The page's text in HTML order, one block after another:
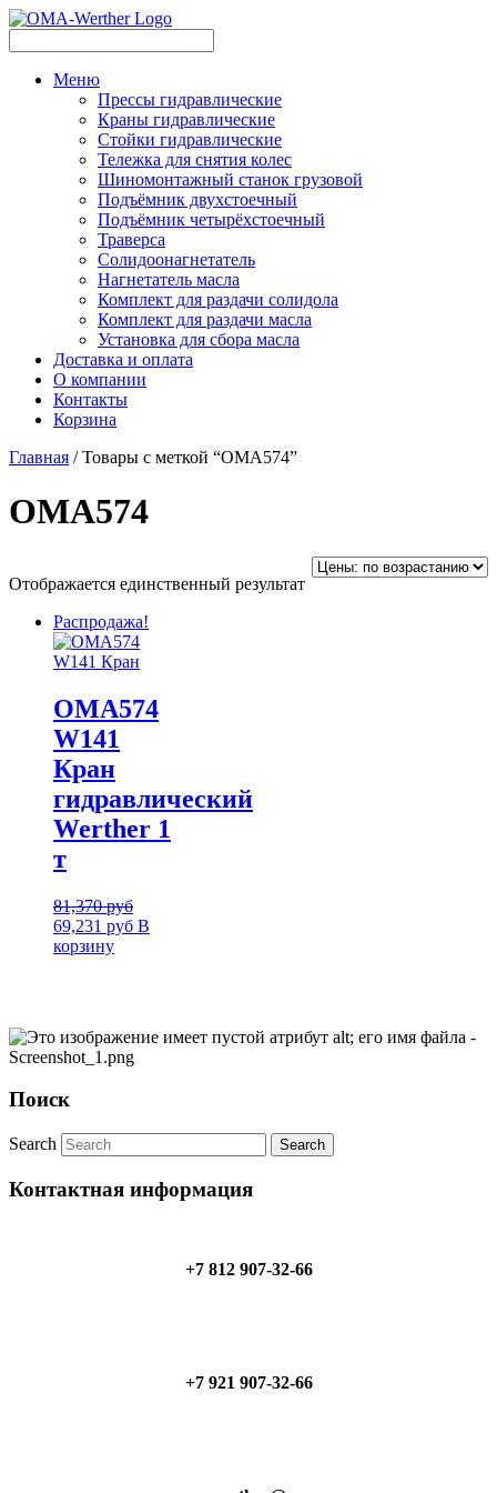
Меню
Прессы гидравлические
Краны гидравлические
Стойки гидравлические
Тележка для снятия колес
Шиномонтажный станок грузовой
Подъёмник двухстоечный
Подъёмник четырёхстоечный
Траверса
Солидоонагнетатель
Нагнетатель масла
Комплект для раздачи солидола
Комплект для раздачи масла
Установка для сбора масла
Доставка и оплата
О компании
Контакты
Корзина
Главная / Товары с меткой “OMA574”
OMA574
Отображается единственный результат
Распродажа!
OMA574
W141
Кран
гидравлический
Werther 1
т
81,370руб
69,231 руб В
корзину
Поиск
Search
Контактная информация
+7 812 907-32-66
+7 921 907-32-66